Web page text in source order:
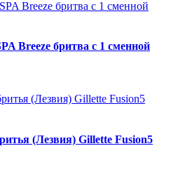
Breeze бритва с 1 сменной
(Лезвия) Gillette Fusion5